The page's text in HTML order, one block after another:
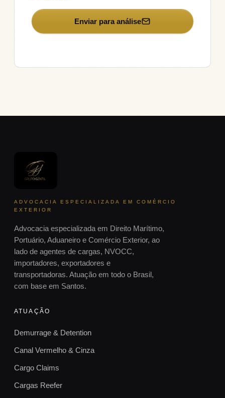
Enviar para análise→
ADVOCACIA ESPECIALIZADA EM COMÉRCIO
EXTERIOR
Advocacia especializada em Direito Marítimo,
Portuário, Aduaneiro e Comércio Exterior, ao
lado de agentes de cargas, NVOCC,
importadores, exportadores e
transportadoras. Atuação em todo o Brasil,
com base em Santos.
ATUAÇÃO
Demurrage & Detention
Canal Vermelho & Cinza
Cargo Claims
Cargas Reefer